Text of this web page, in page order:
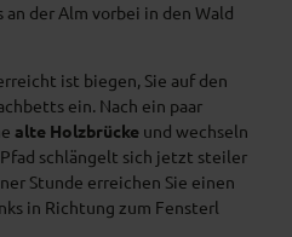
der Alm vorbei in den Wald
ist biegen, Sie auf den
ein. Nach ein paar
alte Holzbrücke und wechseln
schlängelt sich jetzt steiler
Stunde erreichen Sie einen
in Richtung zum Fensterl